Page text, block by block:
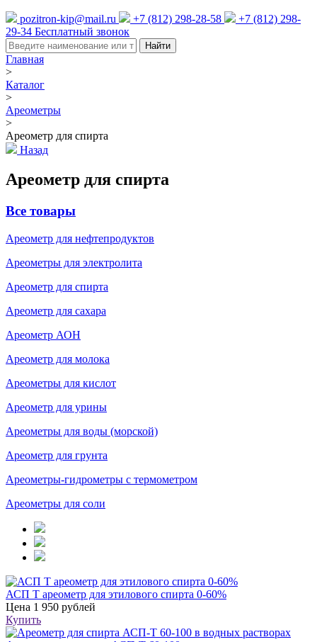
pozitron-kip@mail.ru +7 (812) 298-28-58
+7 (812) 298-
29-34 Бесплатный звонок
Найти
Главная
>
Каталог
>
Ареометры
>
Ареометр для спирта
Назад
Ареометр для спирта
Все товары
Ареометр для нефтепродуктов
Ареометры для электролита
Ареометр для спирта
Ареометр для сахара
Ареометр АОН
Ареометр для молока
Ареометры для кислот
Ареометр для урины
Ареометры для воды (морской)
Ареометр для грунта
Ареометры-гидрометры с термометром
Ареометры для соли
АСП Т ареометр для этилового спирта 0-60%
Цена 1 950 рублей
Купить